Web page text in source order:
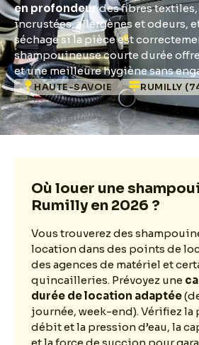
en profondeurdes fibres
incrustées, allergènes et odeurs,
séchage si la pièce est
shampouineuse courte durée
et une meilleure hygiène sans
HAUTE-SAVOIE RUMILLY
Où louer une
Rumilly en 2026 ?
Vous trouverez des
location dans des points de
des agences de matériel et
quincailleries. Prévoyez une
durée de location adaptée
journée, week-end). Vérifiez la
débit et la pression d’eau, la